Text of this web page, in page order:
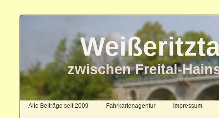
zwischen Freital-
Alle Beiträge seit 2009 Fahrkartenagentur Impressum